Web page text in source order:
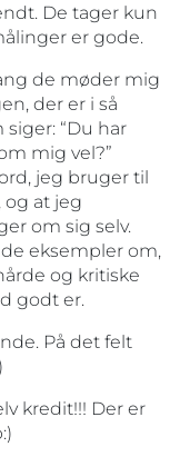
De tager kun
er gode.
de møder mig
der er i så
“Du har
mig vel?”
jeg bruger til
og at jeg
om sig selv.
eksempler om,
og kritiske
godt er.
På det felt
kredit!!! Der er